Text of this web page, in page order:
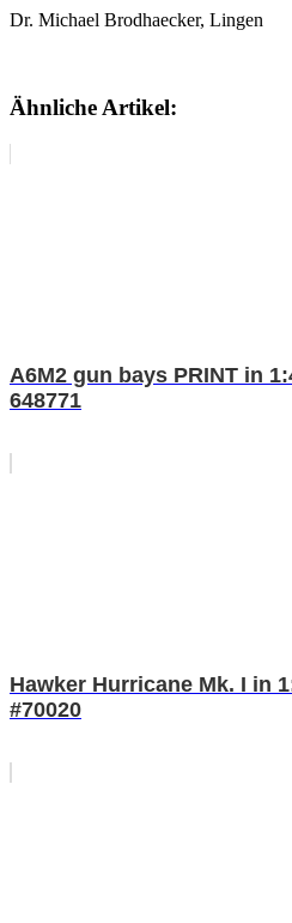
Dr. Michael Brodhaecker, Lingen
Ähnliche Artikel:
A6M2 gun bays PRINT in
648771
Hawker Hurricane Mk. I in
#70020